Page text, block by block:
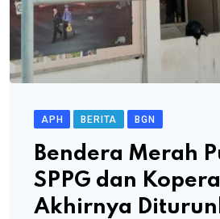
APH BERITA BGN
Bendera Merah
SPPG dan
Akhirnya